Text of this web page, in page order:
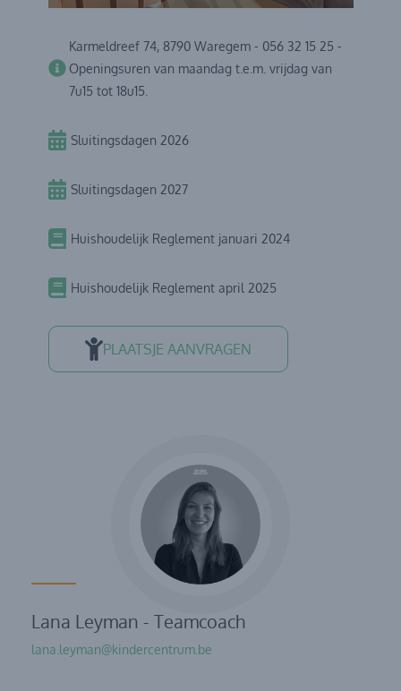
Karmeldreef 74, 8790 Waregem - 056 32 15 25 -
Openingsuren van maandag t.e.m. vrijdag van
7u15 tot 18u15.
Sluitingsdagen 2026
Sluitingsdagen 2027
Huishoudelijk Reglement januari 2024
Huishoudelijk Reglement april 2025
PLAATSJE AANVRAGEN
Lana Leyman - Teamcoach
lana.leyman@kindercentrum.be